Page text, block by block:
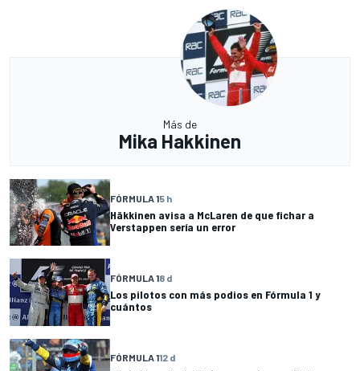
Más de
Mika Hakkinen
FÓRMULA 15 h
Häkkinen avisa a McLaren de que fichar a
Verstappen sería un error
FÓRMULA 18 d
Los pilotos con más podios en Fórmula 1 y
cuántos
FÓRMULA 112 d